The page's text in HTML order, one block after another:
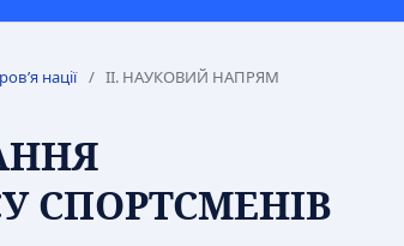
нації / IІ. НАУКОВИЙ НАПРЯМ
СПОРТСМЕНІВ